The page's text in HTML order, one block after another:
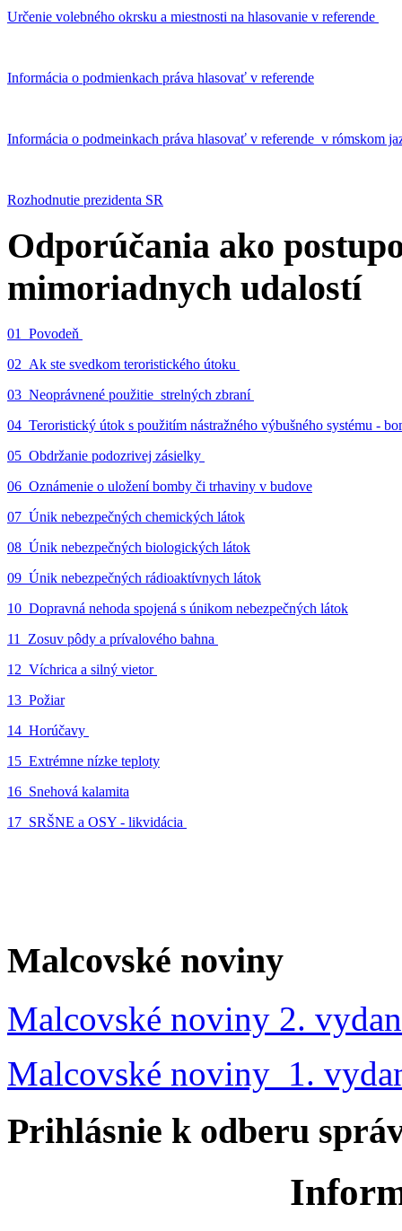
Určenie volebného okrsku a miestnosti na hlasovanie v referende
Informácia o podmienkach práva hlasovať v referende
Informácia o podmeinkach práva hlasovať v referende v rómskom
Rozhodnutie prezidenta SR
Odporúčania ako
mimoriadnych udalostí
01_Povodeň
02_Ak ste svedkom teroristického útoku
03_Neoprávnené použitie strelných zbraní
04_Teroristický útok s použitím nástražného výbušného systému -
05_Obdržanie podozrivej zásielky
06_Oznámenie o uložení bomby či trhaviny v budove
07_Únik nebezpečných chemických látok
08_Únik nebezpečných biologických látok
09_Únik nebezpečných rádioaktívnych látok
10_Dopravná nehoda spojená s únikom nebezpečných látok
11_Zosuv pôdy a prívalového bahna
12_Víchrica a silný vietor
13_Požiar
14_Horúčavy
15_Extrémne nízke teploty
16_Snehová kalamita
17_SRŠNE a OSY - likvidácia
Malcovské noviny
Malcovské noviny 2.
Malcovské noviny 1.
Prihlásnie k odberu